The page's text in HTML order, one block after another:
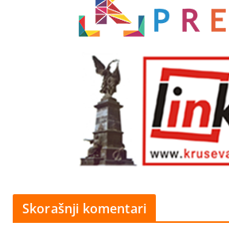
Skorašnji komentari